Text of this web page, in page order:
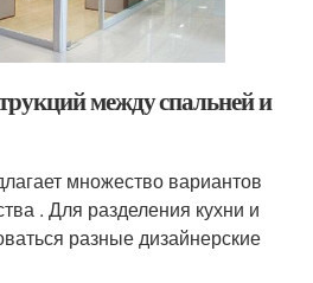
между спальней и
множество вариантов
. Для разделения кухни и
разные дизайнерские